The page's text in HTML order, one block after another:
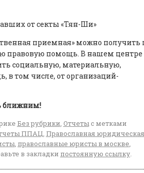
от секты «Тян-Ши»
приемная» можно получить
правовую помощь. В нашем центре
социальную, материальную,
в том числе, от организаций-
ближним!
Без рубрики, Отчетыс метками
ППАЦ, Православная юридическая
, православные юристы в москве,
в закладки постоянную ссылку.